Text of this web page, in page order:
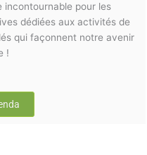
incontournable pour les
dédiées aux activités de
qui façonnent notre avenir
!